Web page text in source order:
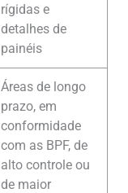
rígidas e
detalhes de
painéis
Áreas de longo
prazo, em
conformidade
com as BPF, de
alto controle ou
de maior